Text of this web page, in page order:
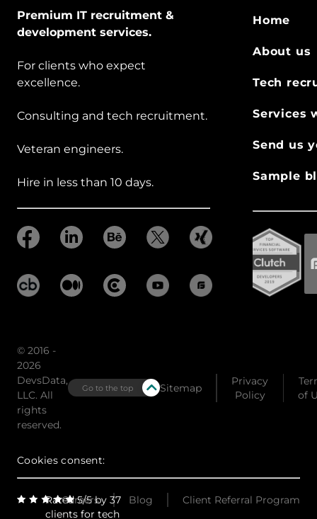
Premium IT recruitment &
development services.
For clients who expect
excellence.
Consulting and tech recruitment.
Veteran engineers.
Hire in less than 10 days.
Home
About us
Tech
Services
Send us
Sample
© 2016 -
2026
DevsData,
LLC. All
rights
reserved.
Go to the top Sitemap
Privacy
Policy
of
Cookies consent:
Rated 5/5 by 37
clients for tech
Careers Blog Client Referral Program